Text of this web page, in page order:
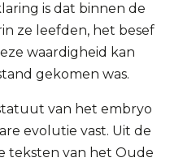
is dat binnen de
ze leefden, het besef
waardigheid kan
gekomen was.
van het embryo
evolutie vast. Uit de
teksten van het Oude